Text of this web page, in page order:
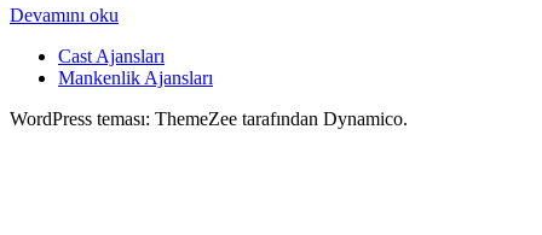
Devamını oku
Cast Ajansları
Mankenlik Ajansları
WordPress teması: ThemeZee tarafından Dynamico.